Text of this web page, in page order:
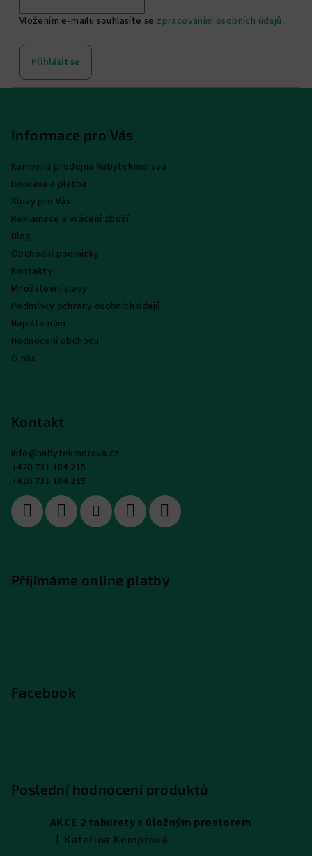
Vložením e-mailu souhlasíte se zpracováním osobních údajů.
Přihlásit se
Informace pro Vás
Kamenná prodejna Nábytekmorava
Doprava a platba
Slevy pro Vás
Reklamace a vrácení zboží
Blog
Obchodní podmínky
Kontakty
Množstevní slevy
Podmínky ochrany osobních údajů
Napište nám
Hodnocení obchodu
O nás
Kontakt
info@nabytekmorava.cz
+420 731 184 215
+420 731 184 215
Přijímáme online platby
Facebook
Poslední hodnocení produktů
AKCE 2 taburety s úložným prostorem
Hodnocení produktu je 5 z 5 hvězdiček.
| Kateřina Kempfová